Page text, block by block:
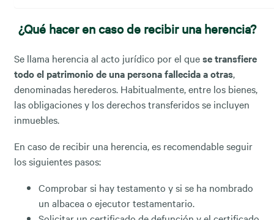
¿Qué hacer en caso de recibir una herencia?
Se llama herencia al acto jurídico por el quese transfiere
todo el patrimonio de una persona fallecida a otras,
denominadas herederos. Habitualmente, entre los bienes,
las obligaciones y los derechos transferidos se incluyen
inmuebles.
En caso de recibir una herencia, es recomendable seguir
los siguientes pasos:
Comprobar si hay testamento y si se ha nombrado
un albacea o ejecutor testamentario.